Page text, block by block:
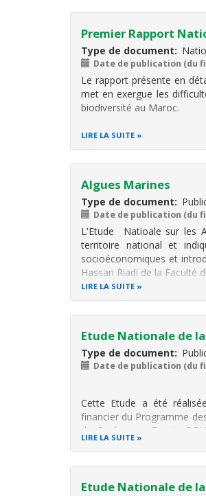
Premier Rapport
Type de document
Date de publication (du
Le rapport présente en
met en exergue les
biodiversité au Maroc.
LIRE LA SUITE
Algues Marines
Type de document
Date de publication (du
L'Etude Natioale sur les
territoire national et
socioéconomiques et
Hassan Riadi de la Faculté
LIRE LA SUITE
Etude Nationale de
Type de document
Date de publication (du
Cette Etude a été
financier du Programme
du Professeur Touria
Mammifères du Maroc,
LIRE LA SUITE
Etude Nationale de